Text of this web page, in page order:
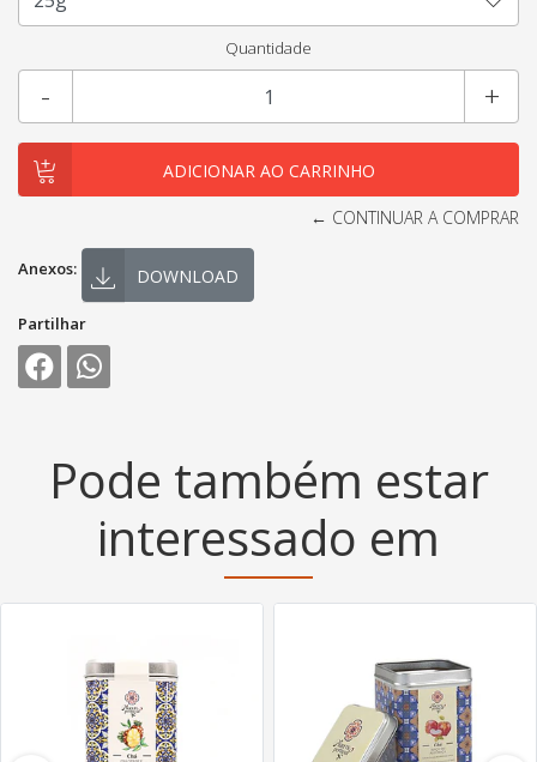
Quantidade
+
-
← CONTINUAR A COMPRAR
Anexos: DOWNLOAD
Partilhar
Pode também estar
interessado em